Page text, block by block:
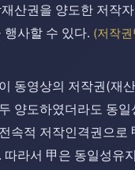
산권을 양도한 저작
행사할 수 있다. (저작권
동영상의 저작권(재
양도하였더라도 동일
속적 저작인격권으로
따라서 甲은 동일성유